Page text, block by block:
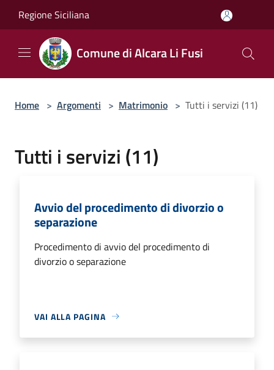
Regione Siciliana
Comune di Alcara Li Fusi
Home > Argomenti > Matrimonio > Tutti i servizi (11)
Tutti i servizi (11)
Avvio del procedimento di divorzio o
separazione
Procedimento di avvio del procedimento di
divorzio o separazione
VAI ALLA PAGINA